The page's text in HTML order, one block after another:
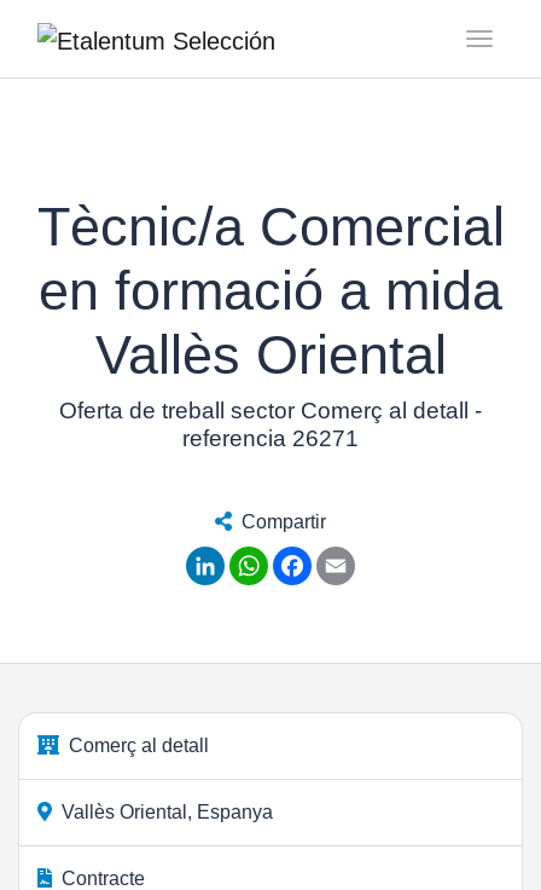
Tècnic/a Comercial
en formació a mida
Vallès Oriental
Oferta de treball sector Comerç al detall -
referencia 26271
Compartir
LinkedInWhatsApp
Facebook
Comerç al detall
Vallès Oriental, Espanya
Contracte